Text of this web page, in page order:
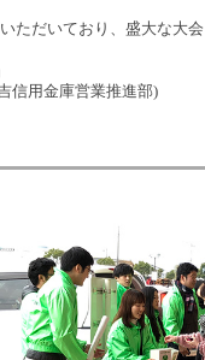
ただいており、盛大な大会
信用金庫営業推進部)